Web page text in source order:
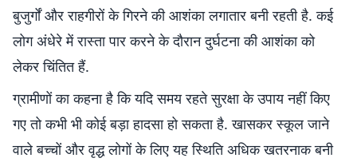
बुजुर्गों और राहगीरों के गिरने की आशंका लगातार बनी रहती है. कई
लोग अंधेरे में रास्ता पार करने के दौरान दुर्घटना की आशंका को
लेकर चिंतित हैं.
ग्रामीणों का कहना है कि यदि समय रहते सुरक्षा के उपाय नहीं किए
गए तो कभी भी कोई बड़ा हादसा हो सकता है. खासकर स्कूल जाने
वाले बच्चों और वृद्ध लोगों के लिए यह स्थिति अधिक खतरनाक बनी